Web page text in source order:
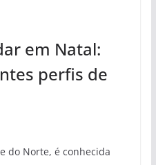
em Natal:
perfis de
do Norte, é conhecida